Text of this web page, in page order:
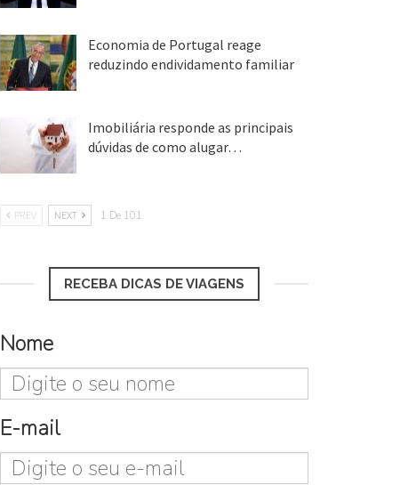
Economia de Portugal reage
reduzindo endividamento familiar
Imobiliária responde as principais
dúvidas de como alugar…
PREV NEXT 1 De 101
RECEBA DICAS DE VIAGENS
Nome
E-mail